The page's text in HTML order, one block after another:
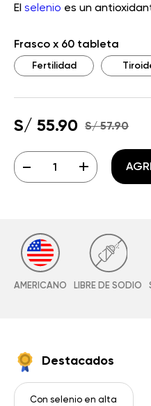
El selenio es un
Frasco x 60 tableta
Fertilidad
S/ 55.90 S/ 57.90
- +
AMERICANO LIBRE DE SODIO
Destacados
Con selenio en alta